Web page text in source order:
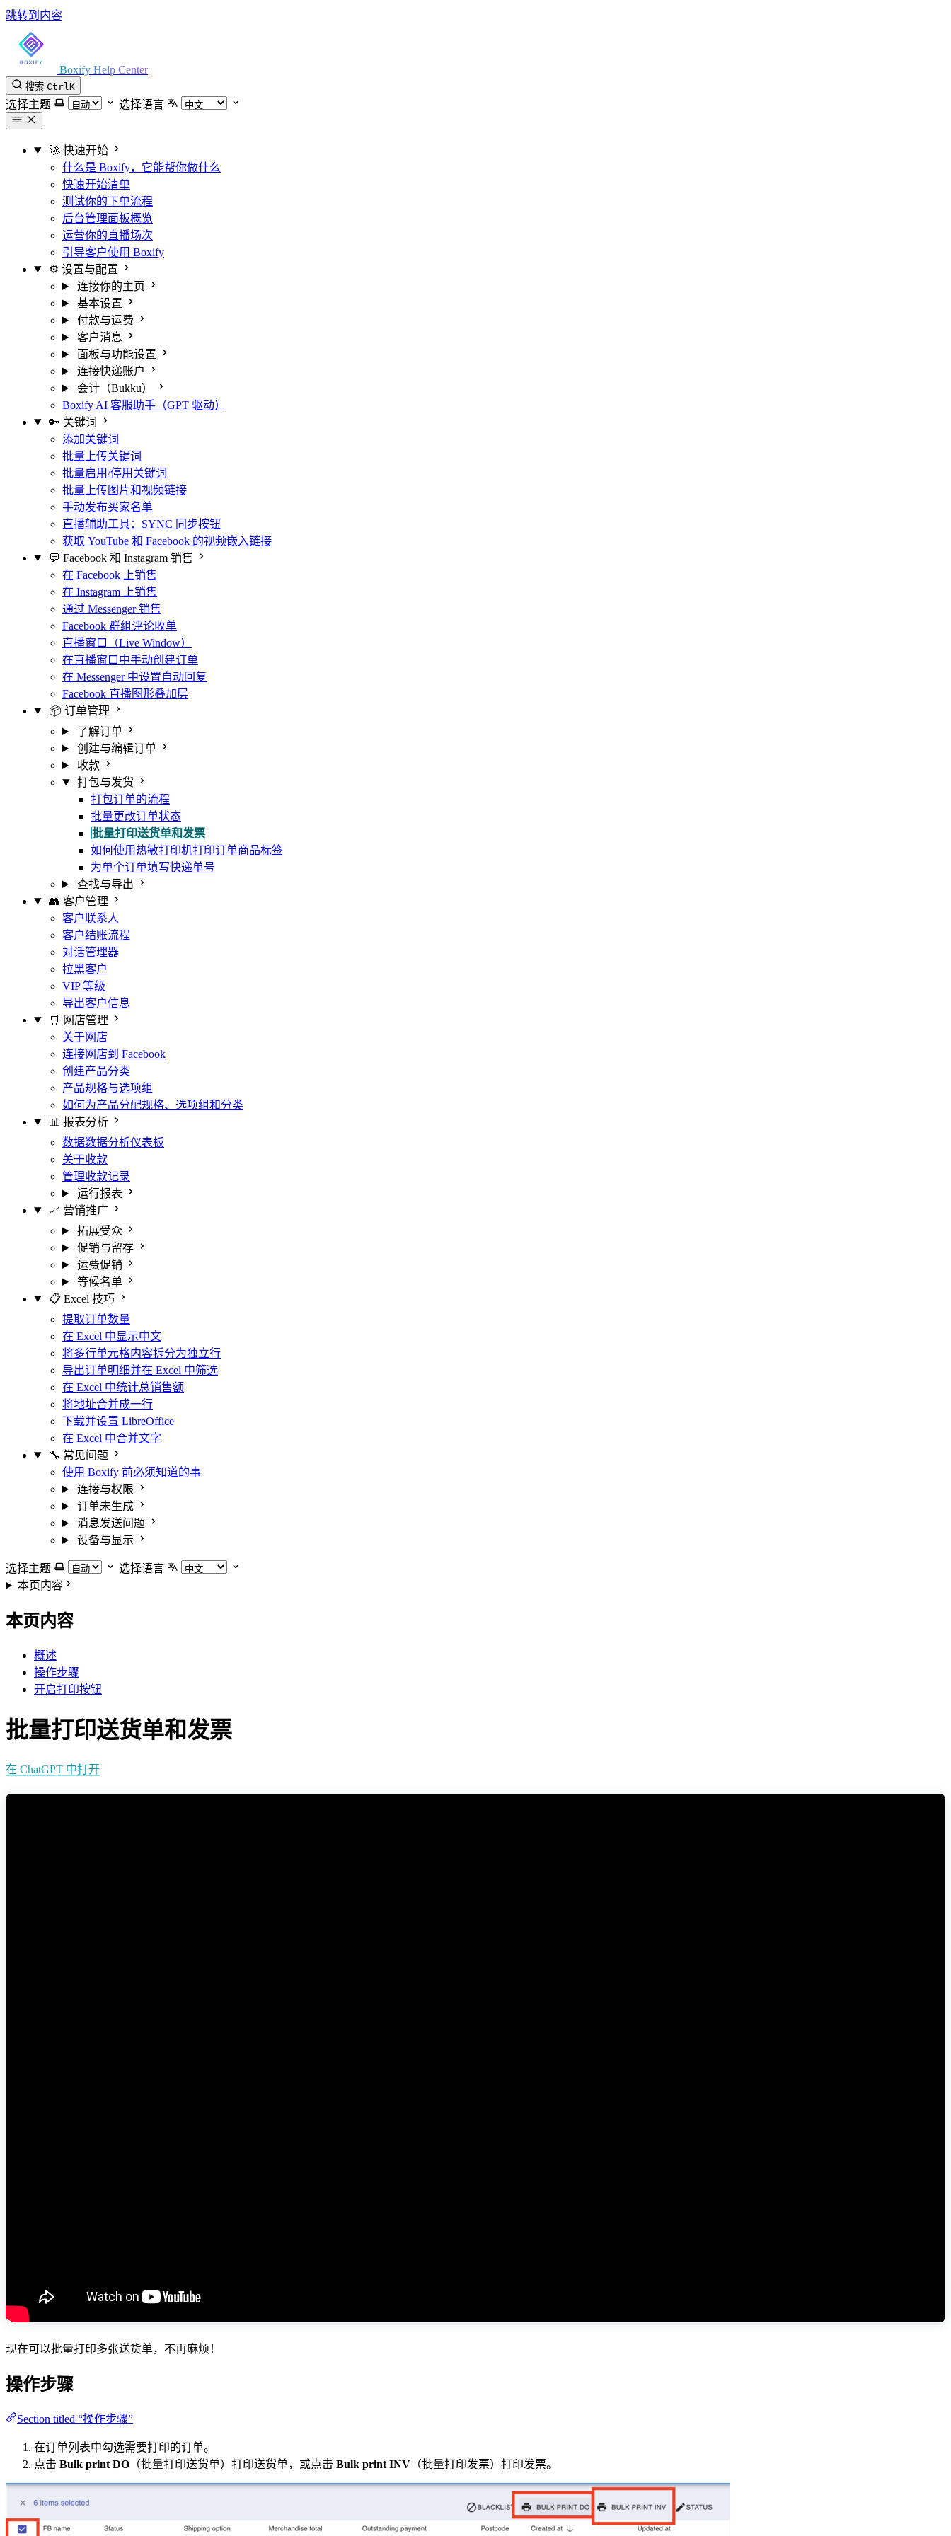
跳转到内容
Boxify Help Center
搜索 CtrlK
选择主题 选择语言
🚀 快速开始
什么是 Boxify，它能帮你做什么
快速开始清单
测试你的下单流程
后台管理面板概览
运营你的直播场次
引导客户使用 Boxify
⚙️ 设置与配置
连接你的主页
基本设置
付款与运费
客户消息
面板与功能设置
连接快递账户
会计（Bukku）
Boxify AI 客服助手（GPT 驱动）
🔑 关键词
添加关键词
批量上传关键词
批量启用/停用关键词
批量上传图片和视频链接
手动发布买家名单
直播辅助工具：SYNC 同步按钮
获取 YouTube 和 Facebook 的视频嵌入链接
💬 Facebook 和 Instagram 销售
在 Facebook 上销售
在 Instagram 上销售
通过 Messenger 销售
Facebook 群组评论收单
直播窗口（Live Window）
在直播窗口中手动创建订单
在 Messenger 中设置自动回复
Facebook 直播图形叠加层
📦 订单管理
了解订单
创建与编辑订单
收款
打包与发货
打包订单的流程
批量更改订单状态
批量打印送货单和发票
如何使用热敏打印机打印订单商品标签
为单个订单填写快递单号
查找与导出
👥 客户管理
客户联系人
客户结账流程
对话管理器
拉黑客户
VIP 等级
导出客户信息
🛒 网店管理
关于网店
连接网店到 Facebook
创建产品分类
产品规格与选项组
如何为产品分配规格、选项组和分类
📊 报表分析
数据数据分析仪表板
关于收款
管理收款记录
运行报表
📈 营销推广
拓展受众
促销与留存
运费促销
等候名单
📋 Excel 技巧
提取订单数量
在 Excel 中显示中文
将多行单元格内容拆分为独立行
导出订单明细并在 Excel 中筛选
在 Excel 中统计总销售额
将地址合并成一行
下载并设置 LibreOffice
在 Excel 中合并文字
🔧 常见问题
使用 Boxify 前必须知道的事
连接与权限
订单未生成
消息发送问题
设备与显示
选择主题
选择语言
本页内容
本页内容
概述
操作步骤
开启打印按钮
批量打印送货单和发票
在 ChatGPT 中打开
现在可以批量打印多张送货单，不再麻烦！
操作步骤
Section titled “操作步骤”
在订单列表中勾选需要打印的订单。
点击 Bulk print DO （批量打印送货单）打印送货单，或点击 Bulk print INV （批量打印发票）打印发票。